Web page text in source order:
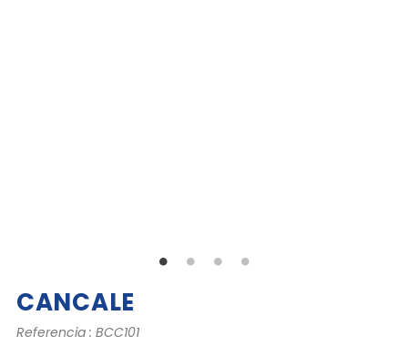
CANCALE
Referencia : BCC101